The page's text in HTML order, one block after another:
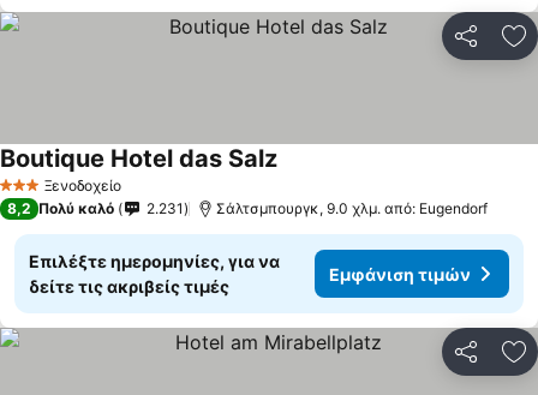
3 ΑστέριαΞενοδοχείο
Boutique Hotel das SalzΕμφάνιση τιμών
8,2 Πολύ καλό 2.231 Σάλτσμπουργκ, 9.0 χλμ. από: Eugendorf
Επιλέξτε ημερομηνίες, για να
δείτε τις ακριβείς τιμές
Εμφάνιση τιμών